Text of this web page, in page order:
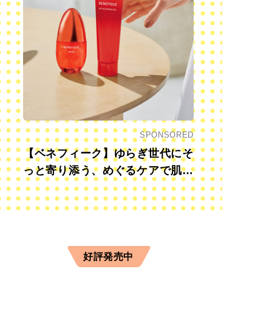
SPONSORED
【ベネフィーク】ゆらぎ世代にそ
っと寄り添う、めぐるケアで肌も
心も前向きに
好評発売中